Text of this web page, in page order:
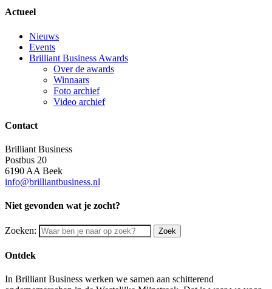
Actueel
Nieuws
Events
Brilliant Business Awards
Over de awards
Winnaars
Foto archief
Video archief
Contact
Brilliant Business
Postbus 20
6190 AA Beek
info@brilliantbusiness.nl
Niet gevonden wat je zocht?
Zoeken: Zoek
Ontdek
In Brilliant Business werken we samen aan schitterend